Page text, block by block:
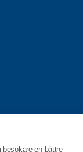
en bättre